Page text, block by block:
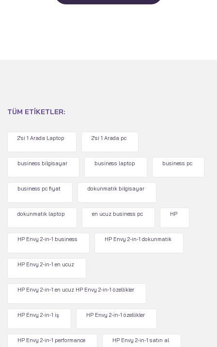
TÜM ETIKETLER:
2'si 1 Arada Laptop 2'si 1 Arada pc
business bilgisayar business laptop business pc
business pc fiyat dokunmatik bilgisayar
dokunmatik laptop en ucuz business pc HP
HP Envy 2-in-1 business HP Envy 2-in-1 dokunmatik
HP Envy 2-in-1 en ucuz
HP Envy 2-in-1 en ucuz HP Envy 2-in-1 özellikler
HP Envy 2-in-1 iş HP Envy 2-in-1 özellikler
HP Envy 2-in-1 performance HP Envy 2-in-1 satın al